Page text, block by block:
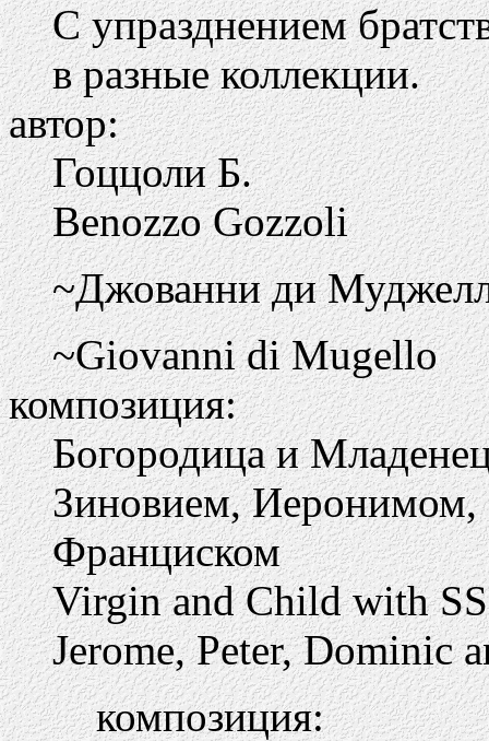
С упразднением
в разные коллекции.
автор:
Гоццоли Б.
Benozzo Gozzoli
~Джованни ди
~Giovanni di Mugello
композиция:
Богородица и
Зиновием,
Франциском
Virgin and Child with
Jerome, Peter, Dominic
композиция: